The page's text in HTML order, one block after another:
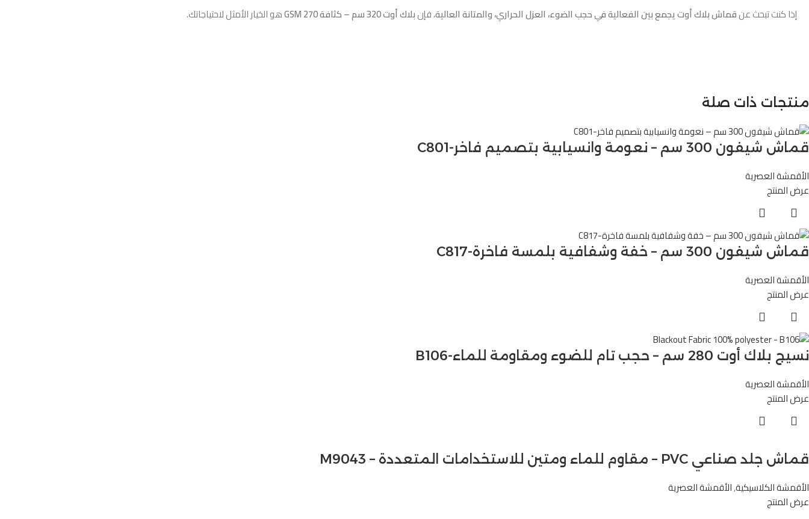
إذا كنت تبحث عنقماش بلاك أوت يجمع بين الفعالية في حجب الضوء، العزل الحراري، والمتانة العالية، فإنبلاك أوت 320 سم – كثافة 270 GSM هو الخيار الأمثل لاحتياجاتك.
منتجات ذات صلة
قماش شيفون 300 سم – نعومة وانسيابية بتصميم فاخر-C801
الأقمشة العصرية
عرض المنتج
قماش شيفون 300 سم – خفة وشفافية بلمسة فاخرة-C817
الأقمشة العصرية
عرض المنتج
نسيج بلاك أوت 280 سم – حجب تام للضوء ومقاومة للماء-B106
الأقمشة العصرية
عرض المنتج
قماش جلد صناعي PVC – مقاوم للماء ومتين للاستخدامات المتعددة – M9043
الأقمشة الكلاسيكية,الأقمشة العصرية
عرض المنتج